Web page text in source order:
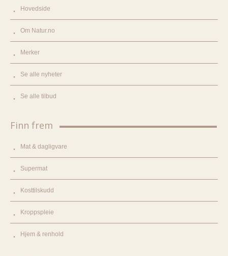
Hovedside
Om Natur.no
Merker
Se alle nyheter
Se alle tilbud
Finn frem
Mat & dagligvare
Supermat
Kosttilskudd
Kroppspleie
Hjem & renhold